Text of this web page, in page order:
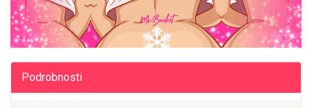
Podrobnosti